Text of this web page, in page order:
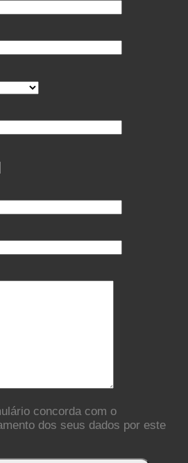
concorda com o
dos seus dados por este